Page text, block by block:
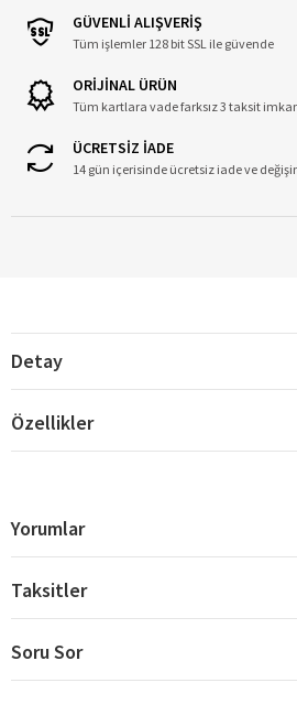
GÜVENLİ ALIŞVERİŞ
Tüm işlemler 128 bit SSL ile güvende
ORİJİNAL ÜRÜN
Tüm kartlara vade farksız 3 taksit
ÜCRETSİZ İADE
14 gün içerisinde ücretsiz iade ve
Detay
Özellikler
Yorumlar
Taksitler
Soru Sor